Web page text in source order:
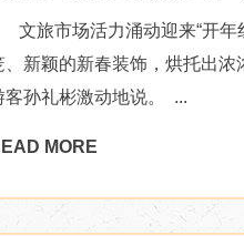
旅市场活力涌动迎来“开年
、新颖的新春装饰，烘托出浓
客孙礼彬激动地说。 ...
MORE